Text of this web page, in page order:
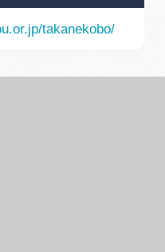
takanekobo/